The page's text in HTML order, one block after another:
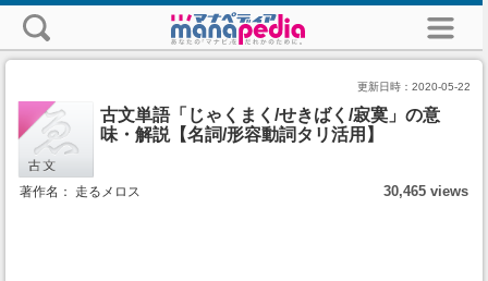
更新日時： 2020-05-22
古文単語「じゃくまく/せきばく/寂寞」の意
味・解説【名詞/形容動詞タリ活用】
著作名： 走るメロス 30,465 views